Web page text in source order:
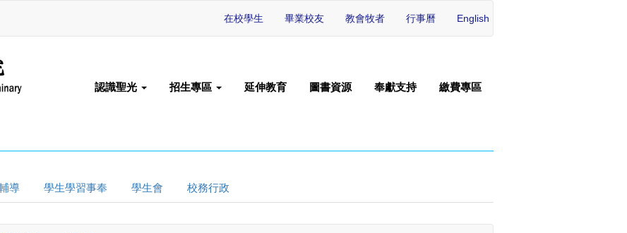
在校學生 畢業校友 教會牧者 行事曆 English
認識聖光 招生專區 延伸教育 圖書資源 奉獻支持 繳費專區
導 學生學習事奉 學生會 校務行政